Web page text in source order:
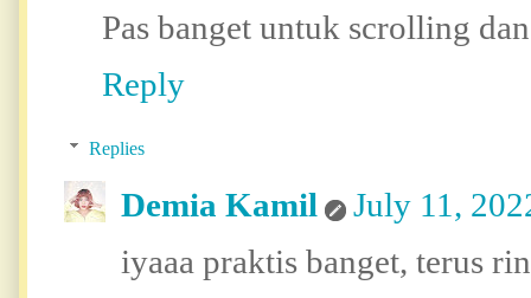
Pas banget untuk scrolling
Reply
Replies
Demia Kamil
July 11,
iyaaa praktis banget, terus